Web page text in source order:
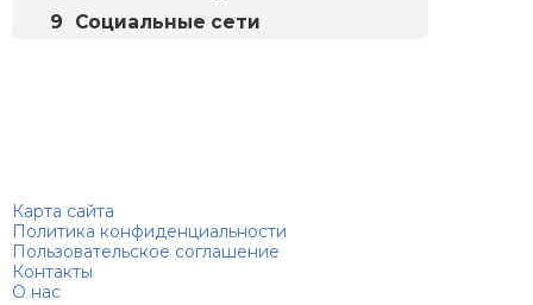
Социальные сети
Карта сайта
Политика конфиденциальности
Пользовательское соглашение
Контакты
О нас